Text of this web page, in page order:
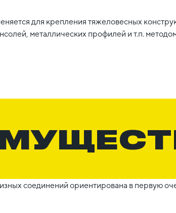
для крепления тяжеловесных
металлических профилей и т.п.
соединений ориентирована в первую